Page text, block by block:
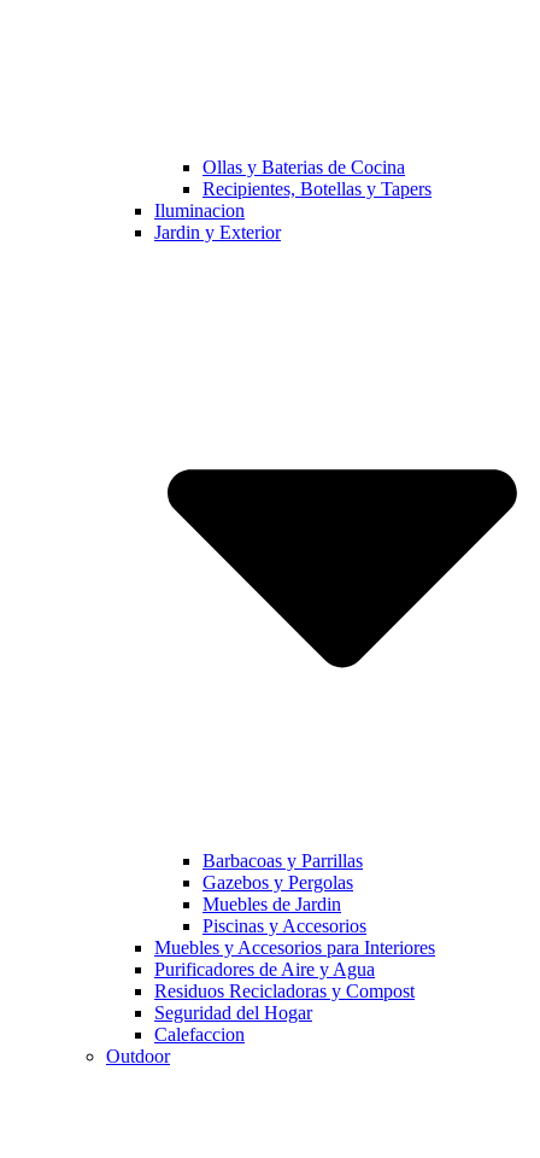
Ollas y Baterias de Cocina
Recipientes, Botellas y Tapers
Iluminacion
Jardin y Exterior
Barbacoas y Parrillas
Gazebos y Pergolas
Muebles de Jardin
Piscinas y Accesorios
Muebles y Accesorios para Interiores
Purificadores de Aire y Agua
Residuos Recicladoras y Compost
Seguridad del Hogar
Calefaccion
Outdoor